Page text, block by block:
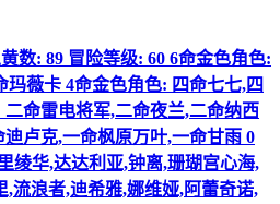
数: 89 冒险等级: 60 6命金色角色:
玛薇卡 4命金色角色: 四命七七,四
命雷电将军,二命夜兰,二命纳西
卢克,一命枫原万叶,一命甘雨 0
绫华,达达利亚,钟离,珊瑚宫心海,
,流浪者,迪希雅,娜维娅,阿蕾奇诺,